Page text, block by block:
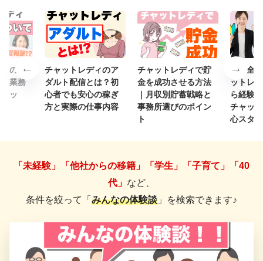
の雇
業務
ッ
チャットレディのア
ダルト配信とは？初
心者でも安心の稼ぎ
方と実際の仕事内容
チャットレディで貯
金を成功させる方法
｜月収別貯蓄戦略と
事務所選びのポイン
ト
【完全
ットレ
ら経験
チャッ
心スタ
「未経験」「他社からの移籍」「学生」「子育て」「40
代」 など、
条件を絞って「 みんなの体験談 」を検索できます♪